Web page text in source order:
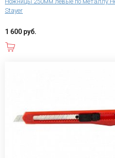
Stayer
1 600 руб.